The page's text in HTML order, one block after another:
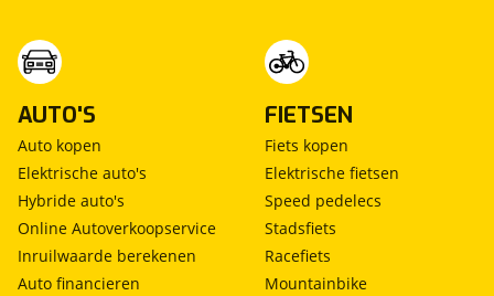
AUTO'S
Auto kopen
Elektrische auto's
Hybride auto's
Online Autoverkoopservice
Inruilwaarde berekenen
Auto financieren
FIETSEN
Fiets kopen
Elektrische fietsen
Speed pedelecs
Stadsfiets
Racefiets
Mountainbike